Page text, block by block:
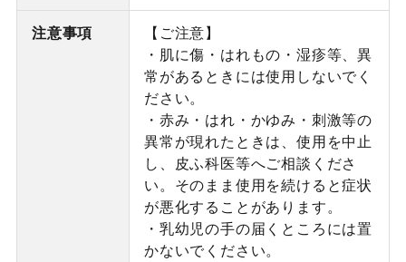
注意事項
【ご注意】
・肌に傷・はれもの・湿疹等、異
常があるときには使用しないでく
ださい。
・赤み・はれ・かゆみ・刺激等の
異常が現れたときは、使用を中止
し、皮ふ科医等へご相談くださ
い。そのまま使用を続けると症状
が悪化することがあります。
・乳幼児の手の届くところには置
かないでください。